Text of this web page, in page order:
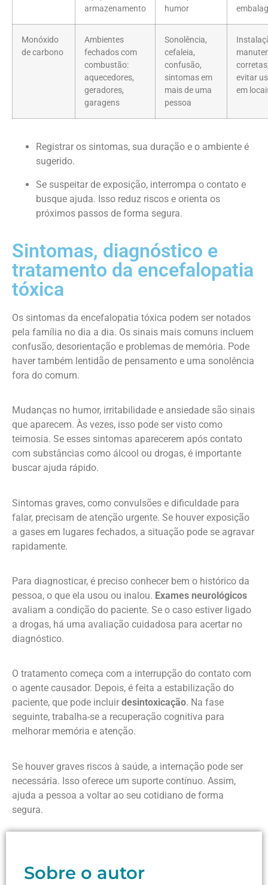
armazenamento
humor
Monóxido
de carbono
Ambientes
fechados com
combustão:
aquecedores,
geradores,
garagens
Sonolência,
cefaleia,
confusão,
sintomas em
mais de uma
pessoa
evitar
em
Registrar os sintomas, sua duração e o ambiente é
sugerido.
Se suspeitar de exposição, interrompa o contato e
busque ajuda. Isso reduz riscos e orienta os
próximos passos de forma segura.
Sintomas, diagnóstico e
tratamento da encefalopatia
tóxica
Os sintomas da encefalopatia tóxica podem ser notados
pela família no dia a dia. Os sinais mais comuns incluem
confusão, desorientação e problemas de memória. Pode
haver também lentidão de pensamento e uma sonolência
fora do comum.
Mudanças no humor, irritabilidade e ansiedade são sinais
que aparecem. Às vezes, isso pode ser visto como
teimosia. Se esses sintomas aparecerem após contato
com substâncias como álcool ou drogas, é importante
buscar ajuda rápido.
Sintomas graves, como convulsões e dificuldade para
falar, precisam de atenção urgente. Se houver exposição
a gases em lugares fechados, a situação pode se agravar
rapidamente.
Para diagnosticar, é preciso conhecer bem o histórico da
pessoa, o que ela usou ou inalou. Exames neurológicos
avaliam a condição do paciente. Se o caso estiver ligado
a drogas, há uma avaliação cuidadosa para acertar no
diagnóstico.
O tratamento começa com a interrupção do contato com
o agente causador. Depois, é feita a estabilização do
paciente, que pode incluir desintoxicação. Na fase
seguinte, trabalha-se a recuperação cognitiva para
melhorar memória e atenção.
Se houver graves riscos à saúde, a internação pode ser
necessária. Isso oferece um suporte contínuo. Assim,
ajuda a pessoa a voltar ao seu cotidiano de forma
segura.
Sobre o autor